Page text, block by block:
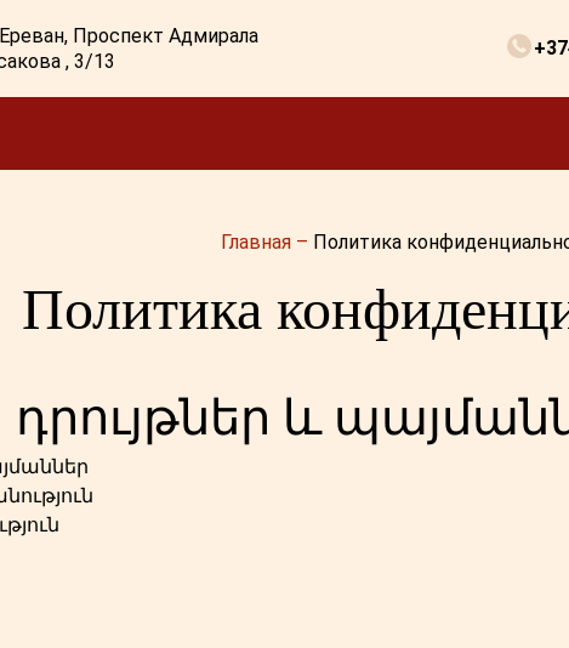
Ереван, Проспект Адмирала
, 3/13
Главная – Политика
Политика
և